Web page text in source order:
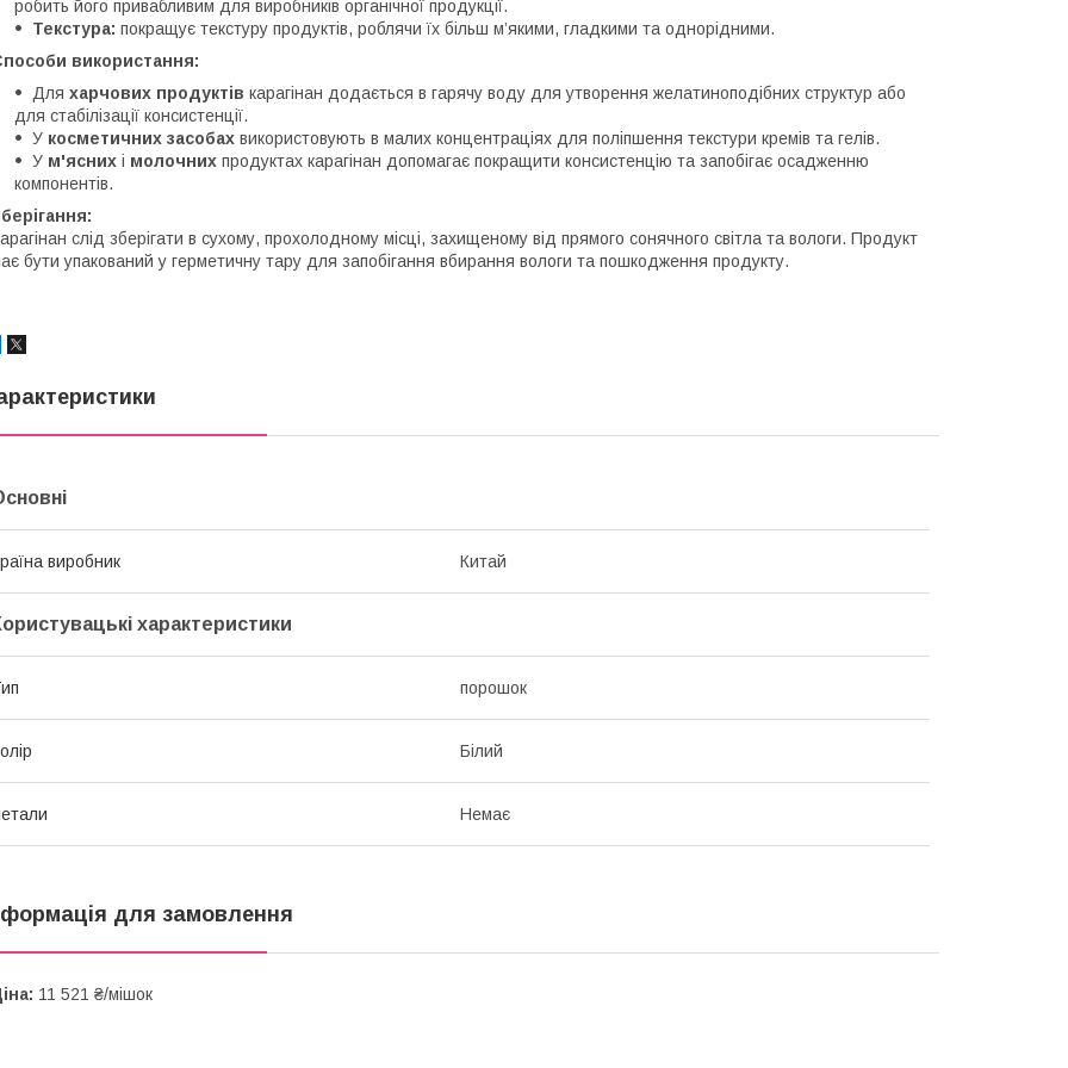
робить його привабливим для виробників органічної продукції.
Текстура: покращує текстуру продуктів, роблячи їх більш м’якими, гладкими та однорідними.
використання:
Для харчових продуктів карагінан додається в гарячу воду для утворення желатиноподібних структур або
для стабілізації консистенції.
У косметичних засобах використовують в малих концентраціях для поліпшення текстури кремів та гелів.
У м'ясних і молочних продуктах карагінан допомагає покращити консистенцію та запобігає осадженню
компонентів.
слід зберігати в сухому, прохолодному місці, захищеному від прямого сонячного світла та вологи. Продукт
бути упакований у герметичну тару для запобігання вбирання вологи та пошкодження продукту.
виробник Китай
характеристики
порошок
Білий
Немає
для замовлення
11 521 ₴/мішок